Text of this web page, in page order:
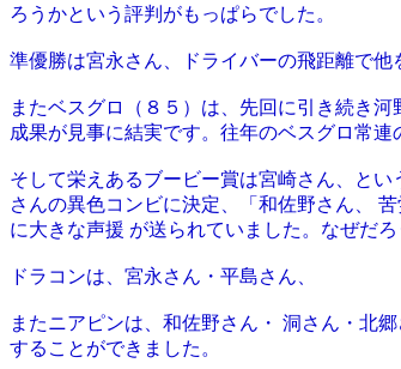
ろうかという評判がもっぱらでした。
準優勝は宮永さん、ドライバーの飛距離で他
またベスグロ（８５）は、先回に引き続き
成果が見事に結実です。往年のベスグロ常連
そして栄えあるブービー賞は宮崎さん、と
さんの異色コンビに決定、「和佐野さん、
に大きな声援 が送られていました。なぜだろ
ドラコンは、宮永さん・平島さん、
またニアピンは、和佐野さん・ 洞さん・北
することができました。